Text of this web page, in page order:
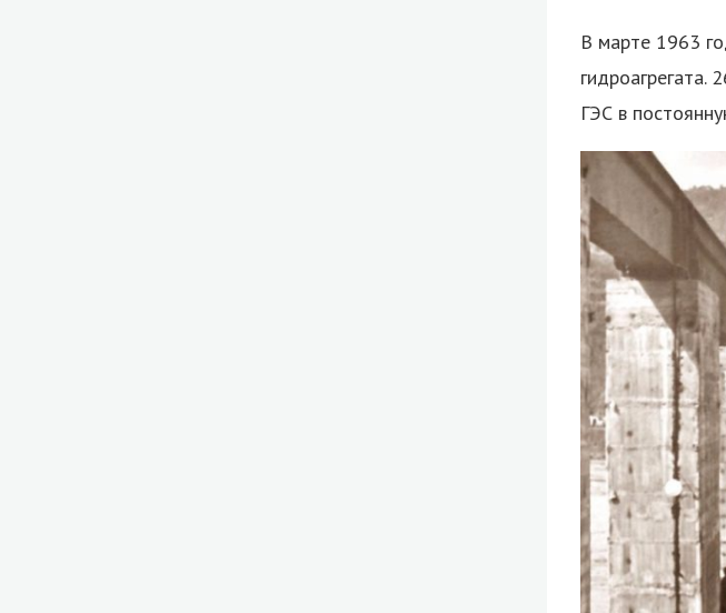
В марте 1963
гидроагрегата.
ГЭС в